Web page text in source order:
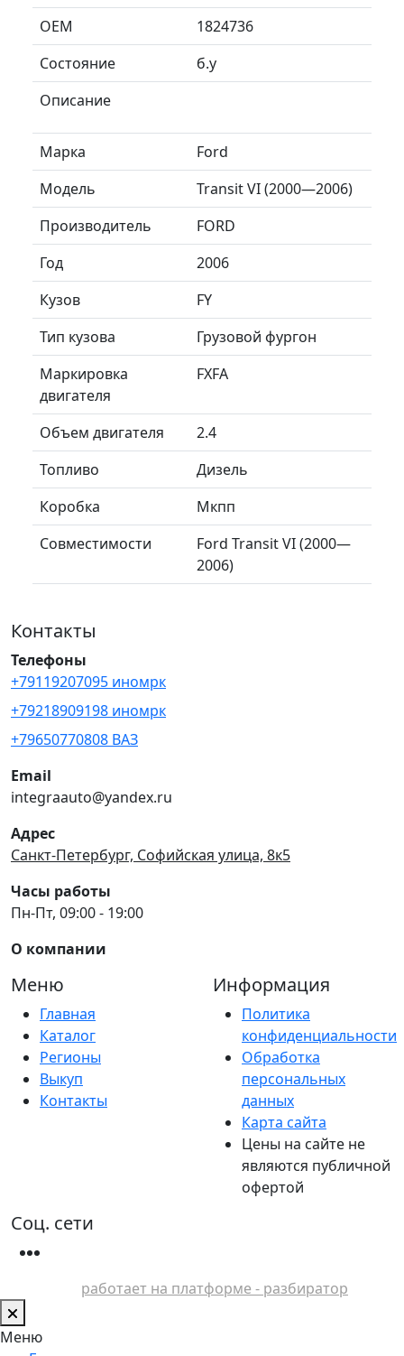
ОЕМ
1824736
Состояние
б.у
Описание
Марка
Ford
Модель
Transit VI (2000—2006)
Производитель
FORD
Год
2006
Кузов
FY
Тип кузова
Грузовой фургон
Маркировка
двигателя
FXFA
Объем двигателя
2.4
Топливо
Дизель
Коробка
Мкпп
Совместимости
Ford Transit VI (2000—
2006)
Контакты
Телефоны
+79119207095 иномрк
+79218909198 иномрк
+79650770808 ВАЗ
Email
integraauto@yandex.ru
Адрес
Санкт-Петербург, Софийская улица, 8к5
Часы работы
Пн-Пт, 09:00 - 19:00
О компании
Меню
Главная
Каталог
Регионы
Выкуп
Контакты
Информация
Политика
конфиденциальности
Обработка
персональных
данных
Карта сайта
Цены на сайте не
являются публичной
офертой
Соц. сети
работает на платформе - разбиратор
Меню